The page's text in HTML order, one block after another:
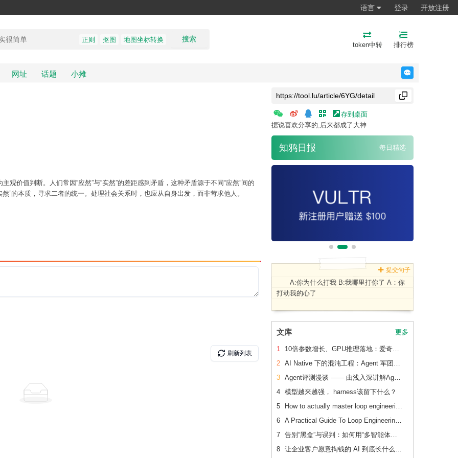
语言 登录 开放注册
搜索
正则 抠图 地图坐标转换
token中转 排行榜
网址 话题 小摊
价值判断。人们常因“应然”与“实然”的差距感到矛盾，这种矛盾源于不同“应然”间的
”的本质，寻求二者的统一。处理社会关系时，也应从自身出发，而非苛求他人。
存到桌面
据说喜欢分享的,后来都成了大神
知鸦日报 每日精选
提交句子
A:你为什么打我 B:我哪里打你了 A：你
打动我的心了
文库 更多
1
10倍参数增长、GPU推理落地：爱奇艺广告CVR模型的升级之路
2
AI Native 下的混沌工程：Agent 军团如何重新定义系统韧性验证
3
Agent评测漫谈 —— 由浅入深讲解Agent评测
4 模型越来越强， harness该留下什么？
5
How to actually master loop engineering
6
A Practical Guide To Loop Engineering Without Yourself
7
告别“黑盒”与误判：如何用“多智能体对抗辩论”重构内容安全审核系统
8
让企业客户愿意掏钱的 AI 到底长什么样？